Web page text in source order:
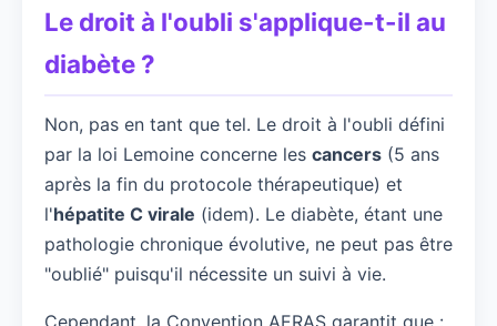
Le droit à l'oubli s'applique-t-il au
diabète ?
Non, pas en tant que tel. Le droit à l'oubli défini
par la loi Lemoine concerne les cancers (5 ans
après la fin du protocole thérapeutique) et
l'hépatite C virale (idem). Le diabète, étant une
pathologie chronique évolutive, ne peut pas être
"oublié" puisqu'il nécessite un suivi à vie.
Cependant, la Convention AERAS garantit que :